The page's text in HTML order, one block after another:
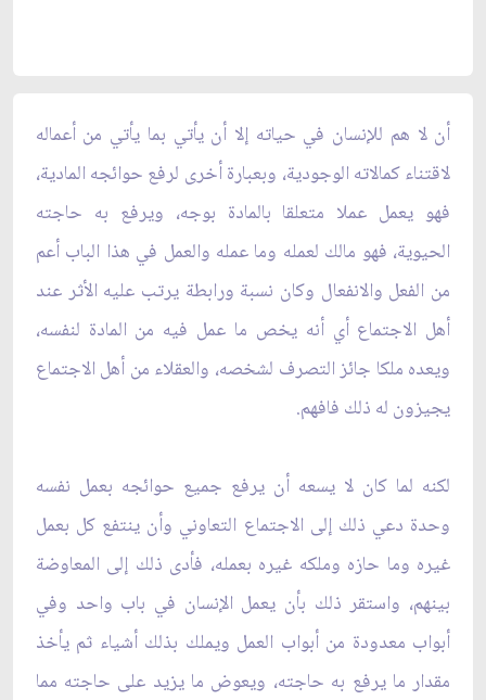
أن لا هم للإنسان في حياته إلا أن يأتي بما يأتي من أعماله
لاقتناء كمالاته الوجودية، وبعبارة أخرى لرفع حوائجه المادية،
فهو يعمل عملا متعلقا بالمادة بوجه، ويرفع به حاجته
الحيوية، فهو مالك لعمله وما عمله والعمل في هذا الباب أعم
من الفعل والانفعال وكان نسبة ورابطة يرتب عليه الأثر عند
أهل الاجتماع أي أنه يخص ما عمل فيه من المادة لنفسه،
ويعده ملكا جائز التصرف لشخصه، والعقلاء من أهل الاجتماع
يجيزون له ذلك فافهم.
لكنه لما كان لا يسعه أن يرفع جميع حوائجه بعمل نفسه
وحدة دعي ذلك إلى الاجتماع التعاوني وأن ينتفع كل بعمل
غيره وما حازه وملكه غيره بعمله، فأدى ذلك إلى المعاوضة
بينهم، واستقر ذلك بأن يعمل الإنسان في باب واحد وفي
أبواب معدودة من أبواب العمل ويملك بذلك أشياء ثم يأخذ
مقدار ما يرفع به حاجته، ويعوض ما يزيد على حاجته مما